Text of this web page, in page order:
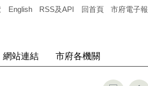
English RSS及API 回首頁 市府電子報
網站連結 市府各機關